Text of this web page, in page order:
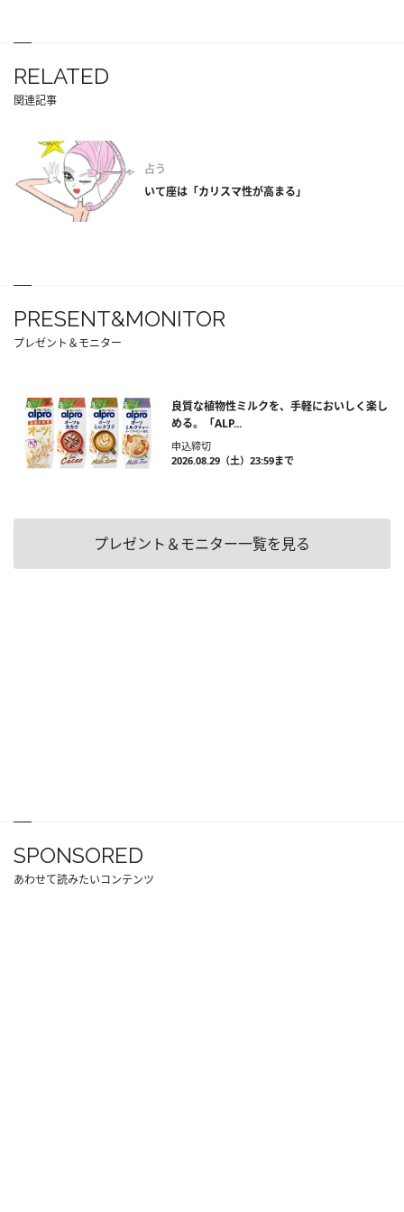
RELATED
関連記事
占う
いて座は「カリスマ性が高まる」
PRESENT&MONITOR
プレゼント＆モニター
良質な植物性ミルクを、手軽においしく楽し
める。「ALP...
申込締切
2026.08.29（土）23:59まで
プレゼント＆モニター一覧を見る
SPONSORED
あわせて読みたいコンテンツ